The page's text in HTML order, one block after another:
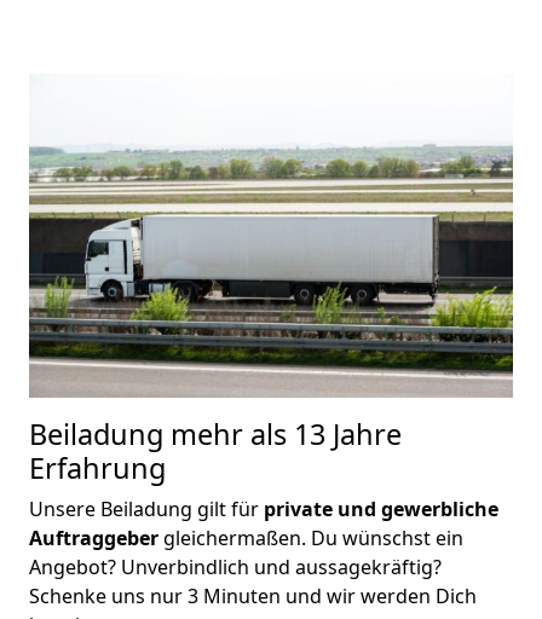
Beiladung mehr als 13 Jahre
Erfahrung
Unsere Beiladung gilt für private und gewerbliche
Auftraggebergleichermaßen. Du wünschst ein
Angebot? Unverbindlich und aussagekräftig?
Schenke uns nur 3 Minuten und wir werden Dich